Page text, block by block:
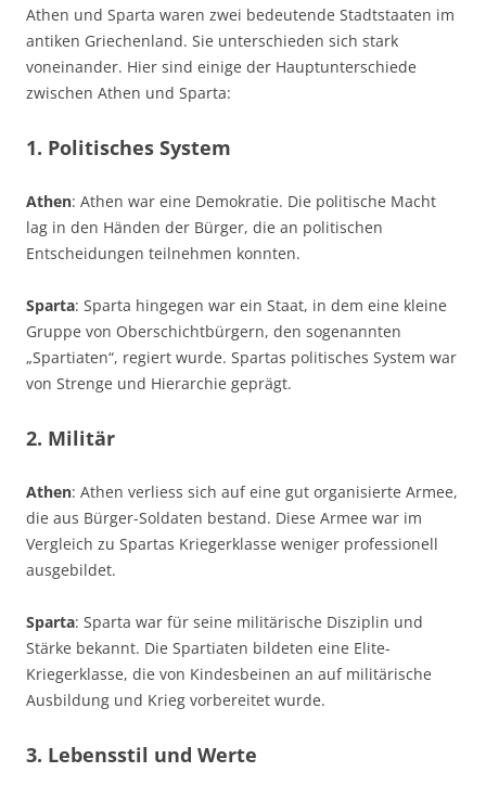
Athen und Sparta waren zwei bedeutende Stadtstaaten im
antiken Griechenland. Sie unterschieden sich stark
voneinander. Hier sind einige der Hauptunterschiede
zwischen Athen und Sparta:
1. Politisches System
Athen: Athen war eine Demokratie. Die politische Macht
lag in den Händen der Bürger, die an politischen
Entscheidungen teilnehmen konnten.
Sparta: Sparta hingegen war ein Staat, in dem eine kleine
Gruppe von Oberschichtbürgern, den sogenannten
„Spartiaten“, regiert wurde. Spartas politisches System war
von Strenge und Hierarchie geprägt.
2. Militär
Athen: Athen verliess sich auf eine gut organisierte Armee,
die aus Bürger-Soldaten bestand. Diese Armee war im
Vergleich zu Spartas Kriegerklasse weniger professionell
ausgebildet.
Sparta: Sparta war für seine militärische Disziplin und
Stärke bekannt. Die Spartiaten bildeten eine Elite-
Kriegerklasse, die von Kindesbeinen an auf militärische
Ausbildung und Krieg vorbereitet wurde.
3. Lebensstil und Werte